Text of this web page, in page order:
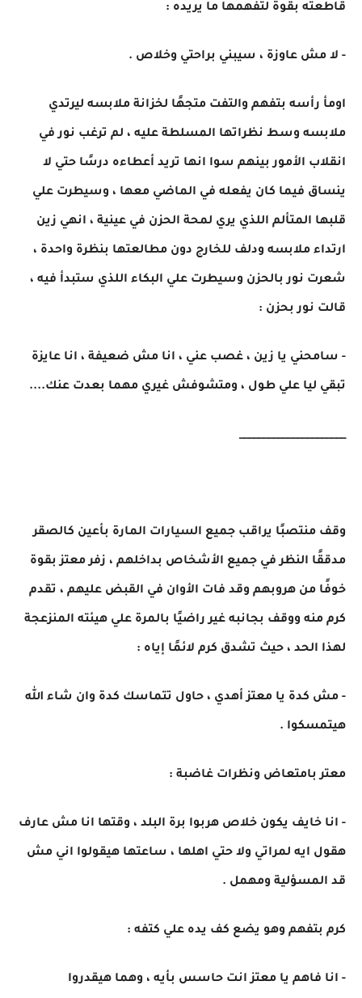
قاطعته بقوة لتفهمها ما يريده :
- لا مش عاوزة ، سيبني براحتي وخلاص .
اومأ رأسه بتفهم والتفت متجهًا لخزانة ملابسه ليرتدي
ملابسه وسط نظراتها المسلطة عليه ، لم ترغب نور في
انقلاب الأمور بينهم سوا انها تريد أعطاءه درسًا حتي لا
ينساق فيما كان يفعله في الماضي معها ، وسيطرت علي
قلبها المتألم اللذي يري لمحة الحزن في عينية ، انهي زين
ارتداء ملابسه ودلف للخارج دون مطالعتها بنظرة واحدة ،
شعرت نور بالحزن وسيطرت علي البكاء اللذي ستبدأ فيه ،
قالت نور بحزن :
- سامحني يا زين ، غصب عني ، انا مش ضعيفة ، انا عايزة
تبقي ليا علي طول ، ومتشوفش غيري مهما بعدت عنك....
______________________
وقف منتصبًا يراقب جميع السيارات المارة بأعين كالصقر
مدققًا النظر في جميع الأشخاص بداخلهم ، زفر معتز بقوة
خوفًا من هروبهم وقد فات الأوان في القبض عليهم ، تقدم
كرم منه ووقف بجانبه غير راضيًا بالمرة علي هيئته المنزعجة
لهذا الحد ، حيث تشدق كرم لائمًا إياه :
- مش كدة يا معتز أهدي ، حاول تتماسك كدة وان شاء الله
هيتمسكوا .
معتر بامتعاض ونظرات غاضبة :
- انا خايف يكون خلاص هربوا برة البلد ، وقتها انا مش عارف
هقول ايه لمراتي ولا حتي اهلها ، ساعتها هيقولوا اني مش
قد المسؤلية ومهمل .
كرم بتفهم وهو يضع كف يده علي كتفه :
- انا فاهم يا معتز انت حاسس بأيه ، وهما هيقدروا